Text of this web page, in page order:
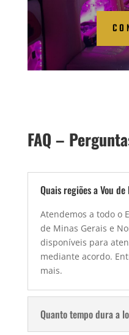
FAQ –
Quais regiões a Vou
Atendemos a todo o
de Minas Gerais e
disponíveis para
mediante acordo.
mais.
Quanto tempo dura a